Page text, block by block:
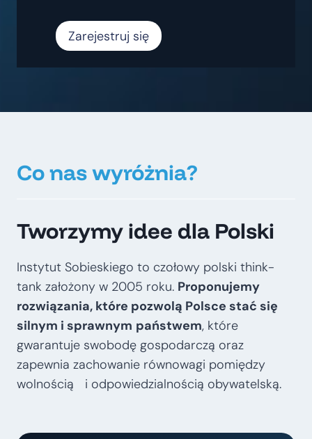
Zarejestruj się
Co nas wyróżnia?
Tworzymy idee dla Polski
Instytut Sobieskiego to czołowy polski think-
tank założony w 2005 roku. Proponujemy
rozwiązania, które pozwolą Polsce stać się
silnym i sprawnym państwem, które
gwarantuje swobodę gospodarczą oraz
zapewnia zachowanie równowagi pomiędzy
wolnością i odpowiedzialnością obywatelską.